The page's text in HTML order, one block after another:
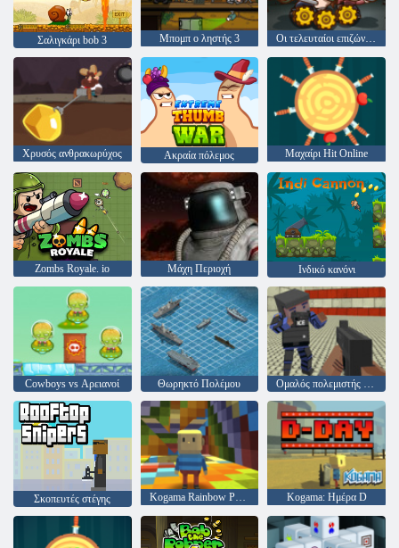
Σαλιγκάρι bob 3 Μπομπ ο ληστής 3 Οι τελευταίοι επιζώντες
Χρυσός ανθρακωρύχος Ακραία πόλεμος Μαχαίρι Hit Online
Zombs Royale. io Μάχη Περιοχή Ινδικό κανόνι
Cowboys vs Αρειανοί Θωρηκτό Πολέμου Ομαλός πολεμιστής του γκάνγκστερ
Σκοπευτές στέγης Kogama Rainbow Parkour Kogama: Ημέρα D